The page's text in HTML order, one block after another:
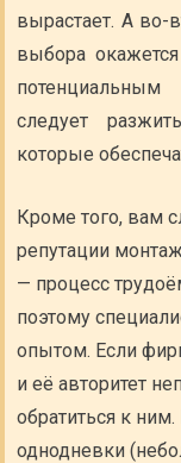
вырастает. А во-
выбора
следует
которые
Кроме того, вам
репутации
— процесс
поэтому
опытом. Если
и её авторитет
обратиться к
однодневки